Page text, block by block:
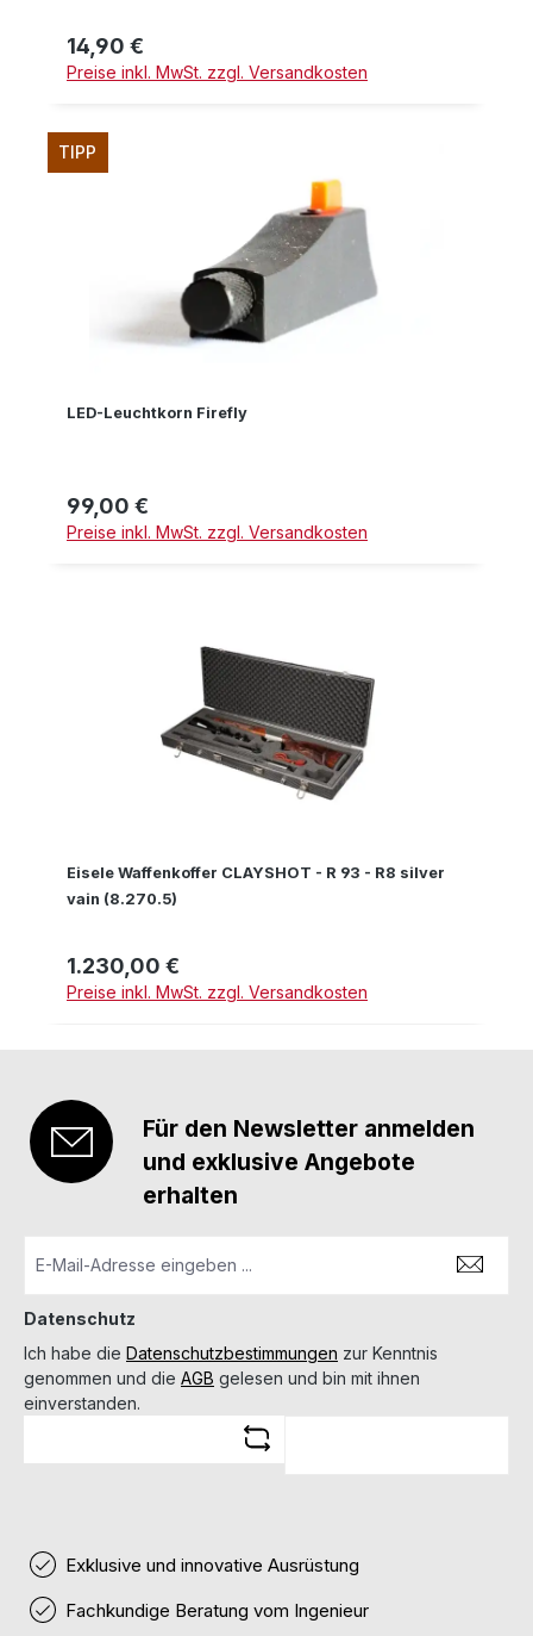
Regulärer Preis:
14,90 €
Preise inkl. MwSt. zzgl. Versandkosten
TIPP
LED-Leuchtkorn Firefly
Regulärer Preis:
99,00 €
Preise inkl. MwSt. zzgl. Versandkosten
Eisele Waffenkoffer CLAYSHOT - R 93 - R8 silver
vain (8.270.5)
Regulärer Preis:
1.230,00 €
Preise inkl. MwSt. zzgl. Versandkosten
Für den Newsletter anmelden
und exklusive Angebote
erhalten
Datenschutz
Ich habe die Datenschutzbestimmungen zur Kenntnis
genommen und die AGB gelesen und bin mit ihnen
einverstanden.
Exklusive und innovative Ausrüstung
Fachkundige Beratung vom Ingenieur